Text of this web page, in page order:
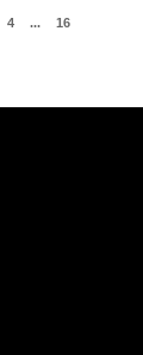
4 ... 16